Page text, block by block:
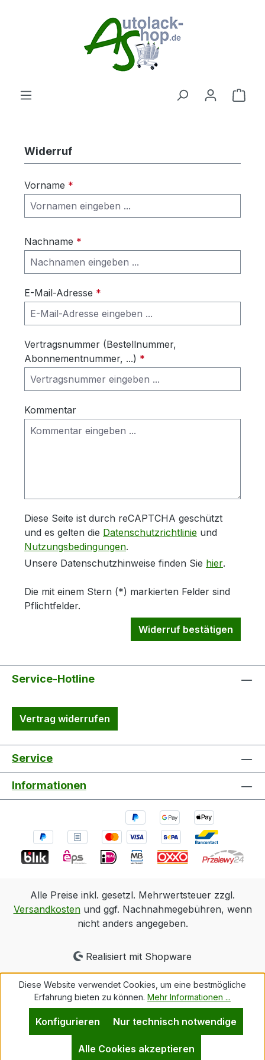
Widerruf
Vorname *
Nachname *
E-Mail-Adresse *
Vertragsnummer (Bestellnummer,
Abonnementnummer, ...) *
Kommentar
Diese Seite ist durch reCAPTCHA geschützt
und es gelten die Datenschutzrichtlinie und
Nutzungsbedingungen.
Unsere Datenschutzhinweise finden Sie hier.
Die mit einem Stern (*) markierten Felder sind
Pflichtfelder.
Widerruf bestätigen
Service-Hotline
Vertrag widerrufen
Service
Informationen
Alle Preise inkl. gesetzl. Mehrwertsteuer zzgl.
Versandkostenund ggf. Nachnahmegebühren, wenn
nicht anders angegeben.
Realisiert mit Shopware
Diese Website verwendet Cookies, um eine bestmögliche
Erfahrung bieten zu können. Mehr Informationen ...
Nur technisch notwendige
Konfigurieren
Alle Cookies akzeptieren